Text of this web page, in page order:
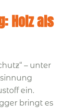
Holz als
– unter
ein.
bringt es